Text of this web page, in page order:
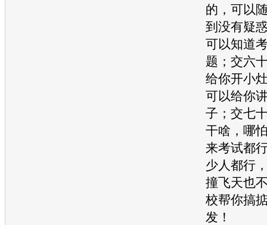
的，可以
到没有疑
可以知道
题；交六
给你开小
可以给你
子；交七
干啥，哪
来考试都
少人都行
撞飞天也
校帮你搞
发！